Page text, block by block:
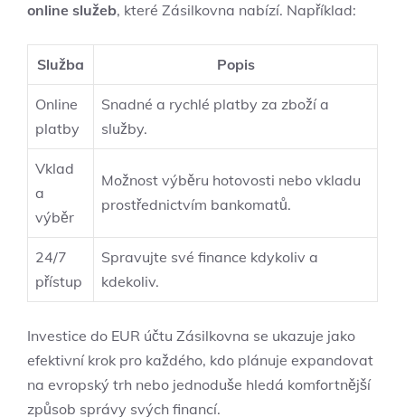
online služeb, které Zásilkovna nabízí. Například:
Služba Popis
Online
platby
Snadné a rychlé platby za zboží a
služby.
Vklad
a
výběr
Možnost výběru hotovosti nebo vkladu
prostřednictvím bankomatů.
24/7
přístup
Spravujte své finance kdykoliv a
kdekoliv.
Investice do EUR účtu Zásilkovna se ukazuje jako
efektivní krok pro každého, kdo plánuje expandovat
na evropský trh nebo jednoduše hledá komfortnější
způsob správy svých financí.